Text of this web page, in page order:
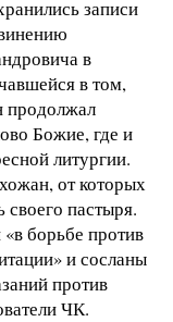
записи
в
в том,
продолжал
Божие, где и
литургии.
от которых
своего пастыря.
борьбе против
и сосланы
против
ЧК.